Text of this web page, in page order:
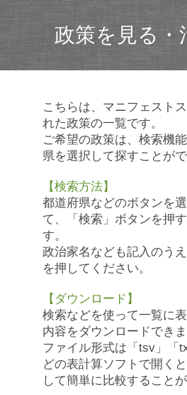
政策を見る・
こちらは、マニフェスト
れた政策の一覧です。
ご希望の政策は、検索機
県を選択して探すことがで
【検索方法】
都道府県などのボタンを
て、「検索」ボタンを押
す。
政治家名なども記入のう
を押してください。
【ダウンロード】
検索などを使って一覧に
内容をダウンロードできま
ファイル形式は「tsv」「
どの表計算ソフトで開く
して簡単に比較することが